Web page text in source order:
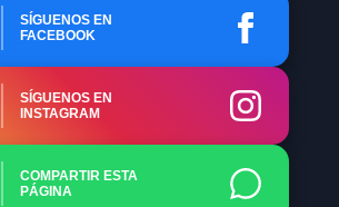
SÍGUENOS EN
FACEBOOK
SÍGUENOS EN
INSTAGRAM
COMPARTIR ESTA
PÁGINA